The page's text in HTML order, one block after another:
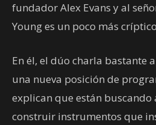
fundador Alex Evans y al
Young es un poco más
En él, el dúo charla bastante
una nueva posición de
explican que están
construir instrumentos que